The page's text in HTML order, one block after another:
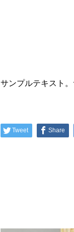
サンプルテキスト。
Tweet Share